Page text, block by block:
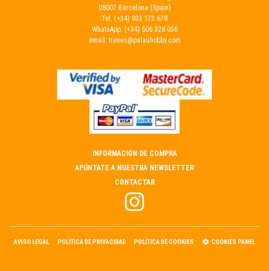
08007 Barcelona (Spain)
Tel. (+34) 933 173 678
WhatsApp: (+34) 606 328 056
email: trenes@palauhobby.com
INFORMACIÓN DE COMPRA
APÚNTATE A NUESTRA NEWSLETTER
CONTACTAR
AVISO LEGAL POLÍTICA DE PRIVACIDAD POLÍTICA DE COOKIES COOKIES PANEL